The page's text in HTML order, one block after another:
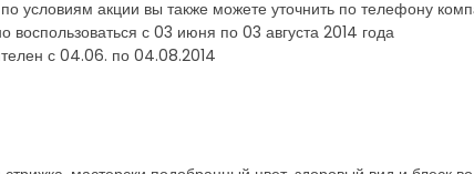
условиям акции вы также можете уточнить по телефону
с 03 июня по 03 августа 2014 года
с 04.06. по 04.08.2014